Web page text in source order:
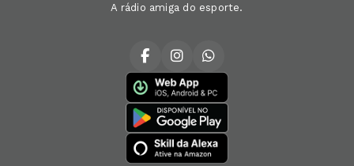
A rádio amiga do esporte.